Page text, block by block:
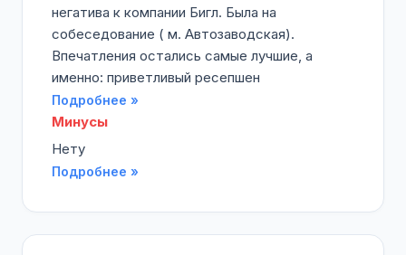
негатива к компании Бигл. Была на
собеседование ( м. Автозаводская).
Впечатления остались самые лучшие, а
именно: приветливый ресепшен
Подробнее »
Минусы
Нету
Подробнее »